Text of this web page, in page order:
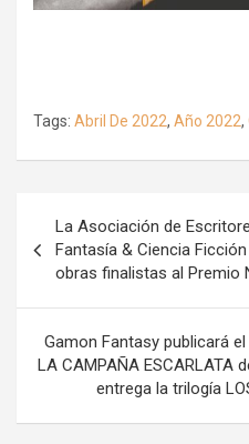
Tags: Abril De 2022, Año 2022,
de
entradas
La Asociación de
Fantasía & Ciencia
obras finalistas al Premio
Gamon Fantasy publicará
LA CAMPAÑA ESCARLATA
entrega la trilogía